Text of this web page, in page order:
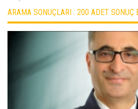
ARAMA SONUÇLARI : 200 ADET SONUÇ